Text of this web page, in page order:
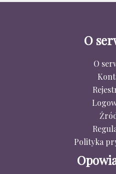
O
O
Polityka